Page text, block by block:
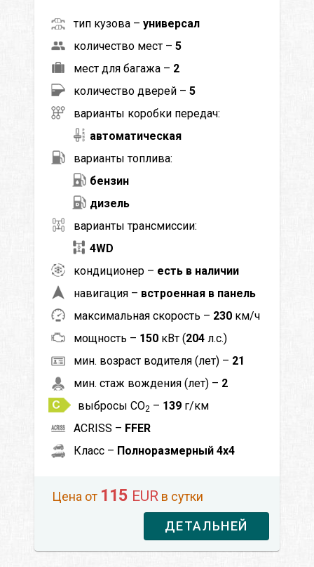
тип кузова – универсал
количество мест – 5
мест для багажа – 2
количество дверей – 5
варианты коробки передач:
автоматическая
варианты топлива:
бензин
дизель
варианты трансмиссии:
4WD
кондиционер – есть в наличии
навигация – встроенная в панель
максимальная скорость – 230 км/ч
мощность – 150 кВт (204 л.с.)
мин. возраст водителя (лет) – 21
мин. стаж вождения (лет) – 2
выбросы CO2 – 139 г/км
ACRISS – FFER
Класс – Полноразмерный 4x4
Цена от 115 EUR в сутки
ДЕТАЛЬНЕЙ